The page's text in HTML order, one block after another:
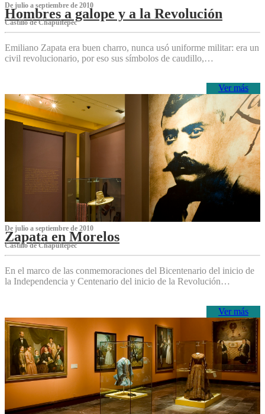
De julio a septiembre de 2010
Hombres a galope y a la Revolución
Castillo de Chapultepec
Emiliano Zapata era buen charro, nunca usó uniforme militar: era un
civil revolucionario, por eso sus símbolos de caudillo,…
Ver más
De julio a septiembre de 2010
Zapata en Morelos
Castillo de Chapultepec
En el marco de las conmemoraciones del Bicentenario del inicio de
la Independencia y Centenario del inicio de la Revolución…
Ver más